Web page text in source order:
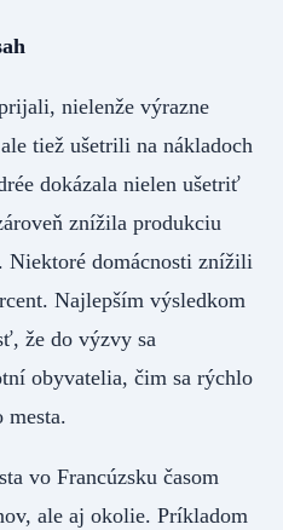
nielenže výrazne
tiež ušetrili na nákladoch
dokázala nielen ušetriť
znížila produkciu
Niektoré domácnosti znížili
Najlepším výsledkom
že do výzvy sa
obyvatelia, čim sa rýchlo
mesta.
vo Francúzsku časom
ale aj okolie. Príkladom